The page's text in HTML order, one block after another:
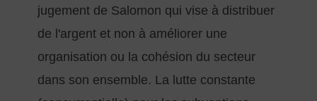
jugement de Salomon qui vise à distribuer
de l'argent et non à améliorer une
organisation ou la cohésion du secteur
dans son ensemble. La lutte constante